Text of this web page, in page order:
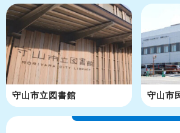
守山市立図書館 守山市